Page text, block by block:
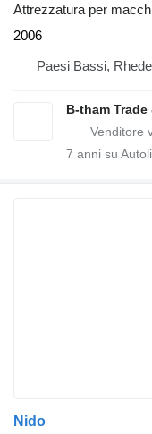
Attrezzatura per
2006
Paesi Bassi,
B-tham
7 anni su
Nido